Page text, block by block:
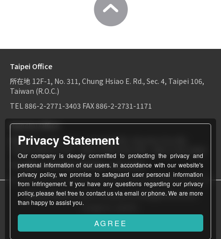
Taipei Office
所在地 12F-1, No. 311, Chung Hsiao E. Rd., Sec. 4, Taipei 106,
Taiwan (R.O.C.)
TEL886-2-2771-3403 FAX886-2-2731-1171
Hsinchu Office
所在地6F-2, No.1, Sec. 2, Dongda Rd., Hsinchu City 300,
Taiwan (R.O.C.)
TEL886-3-534-9161FAX886-3-531-0460
© World Patent Limited Company Inc All Rights Reserved.
Design by Julyinfo.
Privacy Statement
Our company is deeply committed to protecting the privacy and
personal information of our users. In accordance with our website's
privacy policy, we promise to safeguard user personal information
from infringement. If you have any questions regarding our privacy
policy, please feel free to contact us via email or phone. We are more
than happy to assist you.
AGREE